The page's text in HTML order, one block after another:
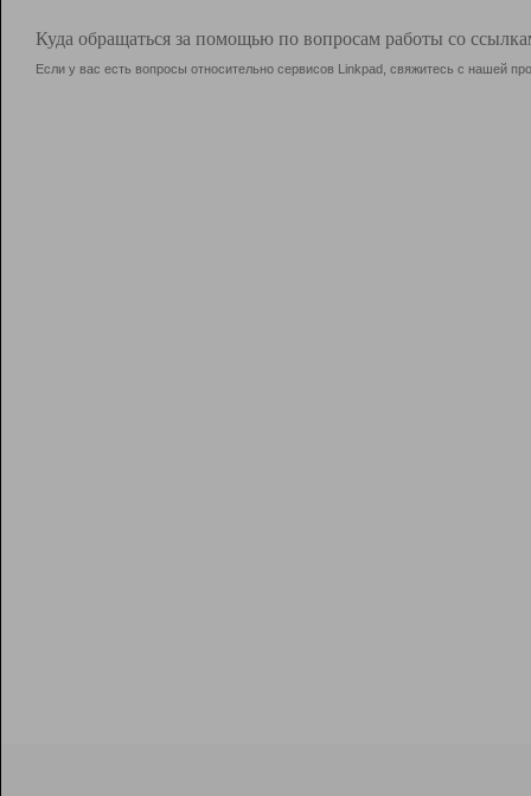
Куда обращаться за помощью по вопросам работы со
Если у вас есть вопросы относительно сервисов Linkpad, свяжитесь с нашей